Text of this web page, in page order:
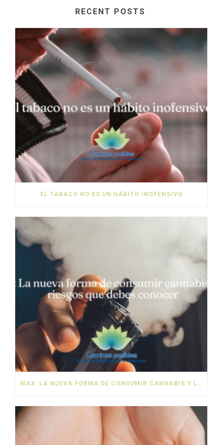
RECENT POSTS
EL TABACO NO ES UN HÁBITO INOFENSIVO
WAX: LA NUEVA FORMA DE CONSUMIR CANNABIS Y LOS RIESGOS QUE DEBES CONOCER